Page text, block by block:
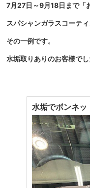
7月27日～9月18日まで「
スパシャンガラスコーテ
その一例です。
水垢取りありのお客様でし
水垢でボンネッ